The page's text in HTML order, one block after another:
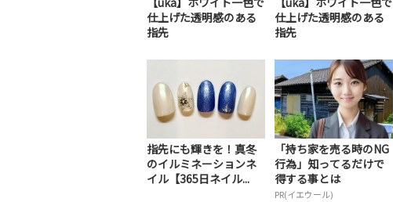
仕上げた透明感のある
指先
仕上げた透明感のある
指先
指先にも輝きを！真冬
のイルミネーションネ
イル【365日ネイル...
「持ち家を売る時のNG
行為」知ってるだけで
得する事とは
PR(イエウール)